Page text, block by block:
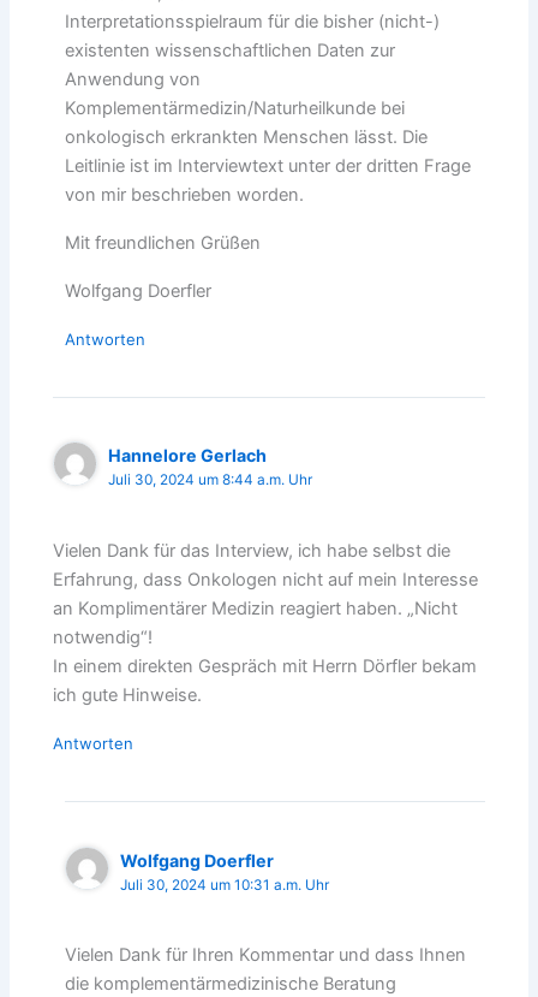
Interpretationsspielraum für die bisher (nicht-)
existenten wissenschaftlichen Daten zur
Anwendung von
Komplementärmedizin/Naturheilkunde bei
onkologisch erkrankten Menschen lässt. Die
Leitlinie ist im Interviewtext unter der dritten Frage
von mir beschrieben worden.
Mit freundlichen Grüßen
Wolfgang Doerfler
Antworten
Hannelore Gerlach
Juli 30, 2024 um 8:44 a.m. Uhr
Vielen Dank für das Interview, ich habe selbst die
Erfahrung, dass Onkologen nicht auf mein Interesse
an Komplimentärer Medizin reagiert haben. „Nicht
notwendig“!
In einem direkten Gespräch mit Herrn Dörfler bekam
ich gute Hinweise.
Antworten
Wolfgang Doerfler
Juli 30, 2024 um 10:31 a.m. Uhr
Vielen Dank für Ihren Kommentar und dass Ihnen
die komplementärmedizinische Beratung